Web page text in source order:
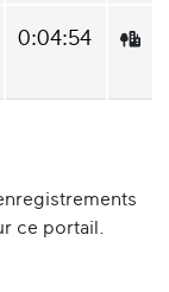
0:04:54
ce portail.